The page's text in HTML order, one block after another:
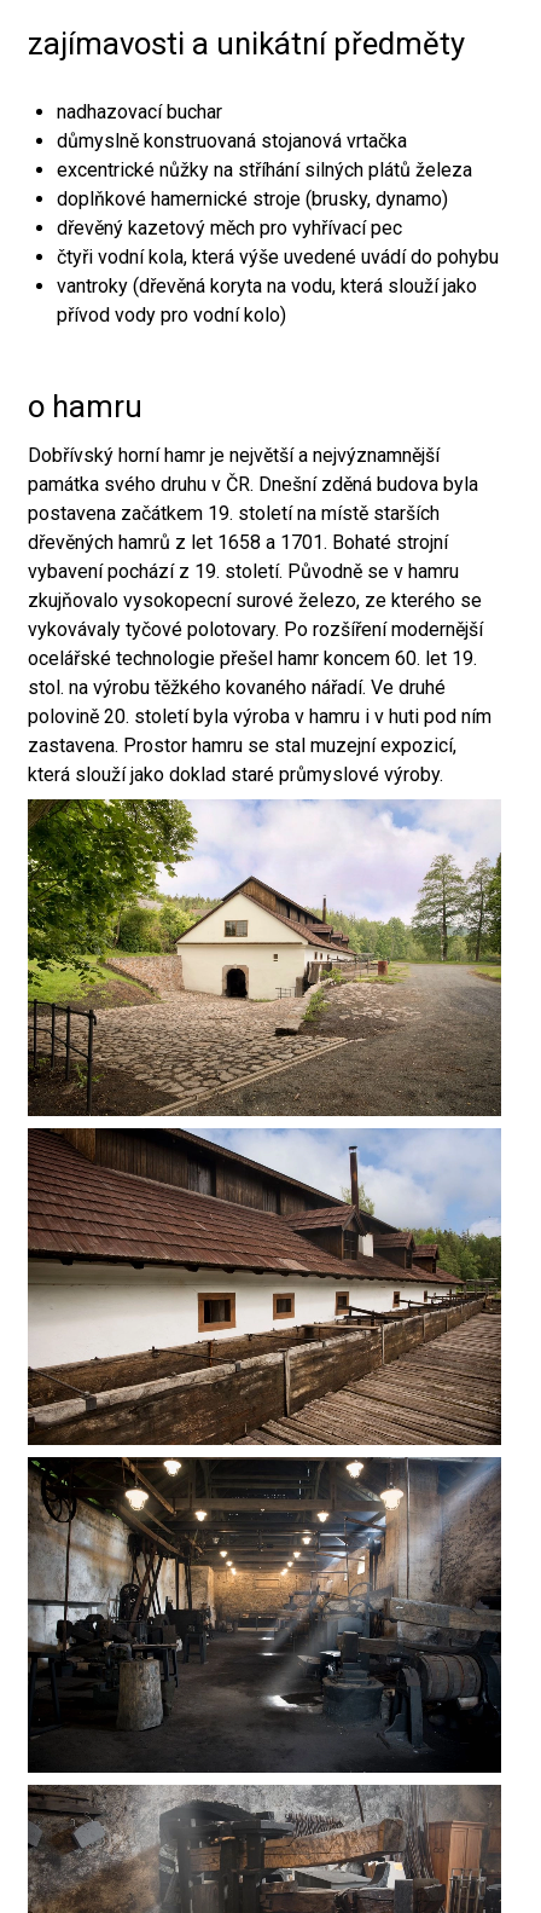
zajímavosti a unikátní předměty
nadhazovací buchar
důmyslně konstruovaná stojanová vrtačka
excentrické nůžky na stříhání silných plátů železa
doplňkové hamernické stroje (brusky, dynamo)
dřevěný kazetový měch pro vyhřívací pec
čtyři vodní kola, která výše uvedené uvádí do pohybu
vantroky (dřevěná koryta na vodu, která slouží jako
přívod vody pro vodní kolo)
o hamru
Dobřívský horní hamr je největší a nejvýznamnější
památka svého druhu v ČR. Dnešní zděná budova byla
postavena začátkem 19. století na místě starších
dřevěných hamrů z let 1658 a 1701. Bohaté strojní
vybavení pochází z 19. století. Původně se v hamru
zkujňovalo vysokopecní surové železo, ze kterého se
vykovávaly tyčové polotovary. Po rozšíření modernější
ocelářské technologie přešel hamr koncem 60. let 19.
stol. na výrobu těžkého kovaného nářadí. Ve druhé
polovině 20. století byla výroba v hamru i v huti pod ním
zastavena. Prostor hamru se stal muzejní expozicí,
která slouží jako doklad staré průmyslové výroby.